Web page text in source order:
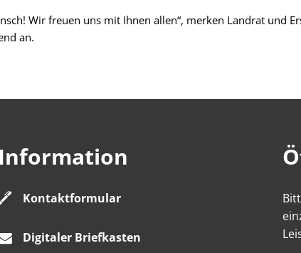
Wir freuen uns mit Ihnen allen“, merken Landrat und
an.
Information
Kontaktformular
Digitaler Briefkasten